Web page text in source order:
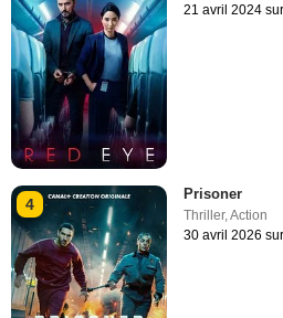
21 avril 2024
4
Prisoner
Thriller,Action
30 avril 2026